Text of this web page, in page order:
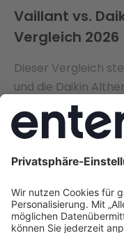
Vaillant vs.
Vergleich 2026
Dieser Vergleich
und die Daikin
wo die echten
Jetzt Weiterlesen